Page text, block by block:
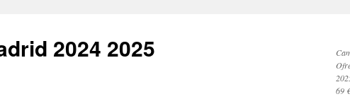
2024 2025
69